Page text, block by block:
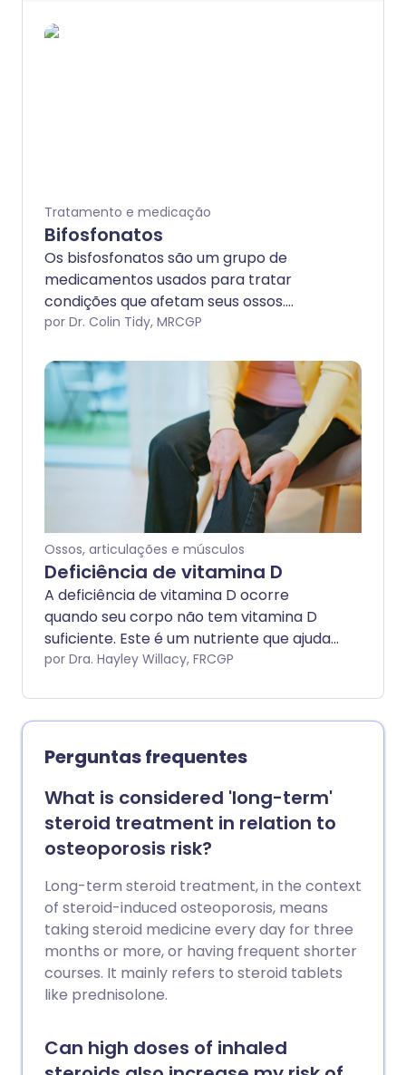
Tratamento e medicação
Bifosfonatos
Os bisfosfonatos são um grupo de
medicamentos usados para tratar
condições que afetam seus ossos.
Diferentes bisfosfonatos estão
por Dr. Colin Tidy, MRCGP
Ossos, articulações e músculos
Deficiência de vitamina D
A deficiência de vitamina D ocorre
quando seu corpo não tem vitamina D
suficiente. Este é um nutriente que ajuda
a manter ossos, dentes e músculos
comum, especialmente em pessoas que
recebem pouca luz solar ou têm baixa
ingestão de vitamina D na dieta.
por Dra. Hayley Willacy, FRCGP
Perguntas frequentes
What is considered 'long-term'
steroid treatment in relation to
osteoporosis risk?
Long-term steroid treatment, in the context
of steroid-induced osteoporosis, means
taking steroid medicine every day for three
months or more, or having frequent shorter
courses. It mainly refers to steroid tablets
like prednisolone.
Can high doses of inhaled